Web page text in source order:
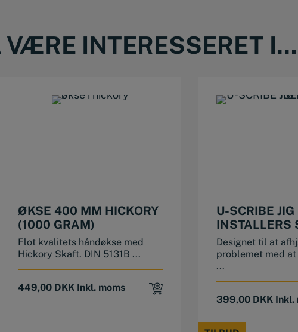
VÆRE INTERESSERET I...
ØKSE 400 MM HICKORY
(1000 GRAM)
Flot kvalitets håndøkse med
Hickory Skaft. DIN 5131B ...
449,00 DKK Inkl. moms
U-SCRIBE JIG
INSTALLERS
Designet til at
problemet med
...
399,00 DKK Inkl.